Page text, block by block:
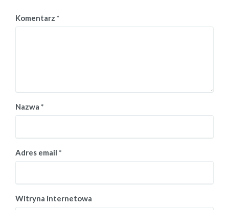
Komentarz *
Nazwa *
Adres email *
Witryna internetowa